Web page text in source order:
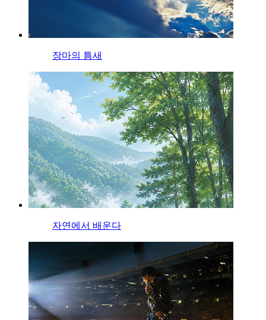
장마의 틈새
자연에서 배운다